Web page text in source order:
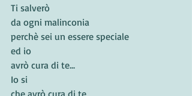
Ti salverò
da ogni malinconia
perchè sei un essere speciale
ed io
avrò cura di te...
Io si
che avrò cura di te